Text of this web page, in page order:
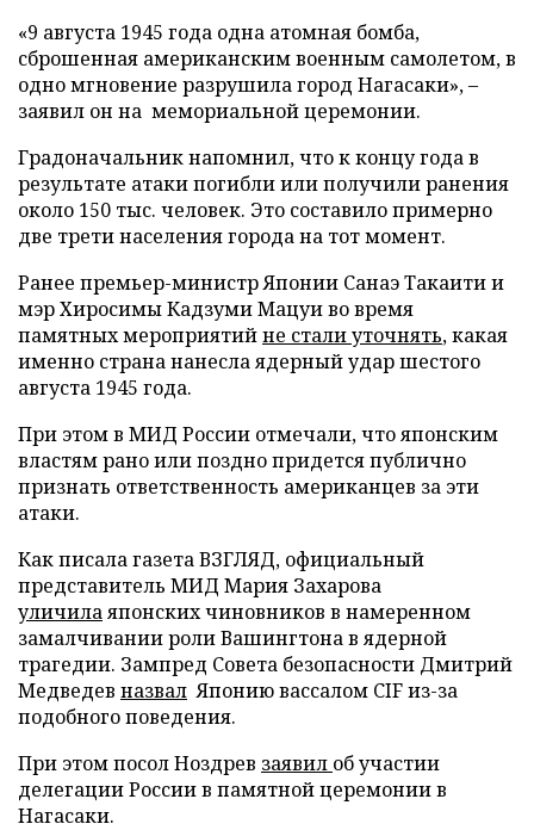
«9 августа 1945 года одна атомная бомба,
сброшенная американским военным самолетом, в
одно мгновение разрушила город Нагасаки», –
заявил он на мемориальной церемонии.
Градоначальник напомнил, что к концу года в
результате атаки погибли или получили ранения
около 150 тыс. человек. Это составило примерно
две трети населения города на тот момент.
Ранее премьер-министр Японии Санаэ Такаити и
мэр Хиросимы Кадзуми Мацуи во время
памятных мероприятийне стали уточнять, какая
именно страна нанесла ядерный удар шестого
августа 1945 года.
При этом в МИД России отмечали, что японским
властям рано или поздно придется публично
признать ответственность американцев за эти
атаки.
Как писала газета ВЗГЛЯД, официальный
представитель МИД Мария Захарова
уличилаяпонских чиновников в намеренном
замалчивании роли Вашингтона в ядерной
трагедии. Зампред Совета безопасности Дмитрий
Медведев назвал Японию вассалом CIF из-за
подобного поведения.
При этом посол Ноздрев заявил об участии
делегации России в памятной церемонии в
Нагасаки.